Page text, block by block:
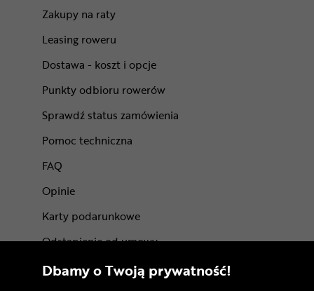
Zakupy na raty
Leasing roweru
Dostawa - koszt i opcje
Punkty odbioru rowerów
Sprawdź status zamówienia
Pomoc techniczna
FAQ
Opinie
Karty podarunkowe
Odstąpienie od umowy
Reklamacja gwarancyjna
Dbamy o Twoją prywatność!